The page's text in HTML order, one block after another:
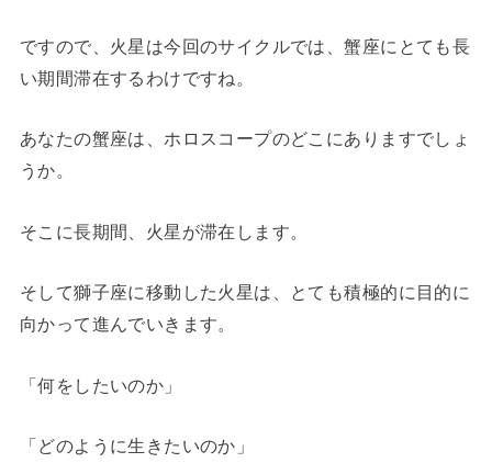
ですので、火星は今回のサイクルでは、蟹座にとても長
い期間滞在するわけですね。
あなたの蟹座は、ホロスコープのどこにありますでしょ
うか。
そこに長期間、火星が滞在します。
そして獅子座に移動した火星は、とても積極的に目的に
向かって進んでいきます。
「何をしたいのか」
「どのように生きたいのか」